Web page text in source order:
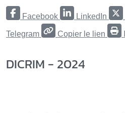
Facebook LinkedIn
Telegram Copier le lien
DICRIM - 2024